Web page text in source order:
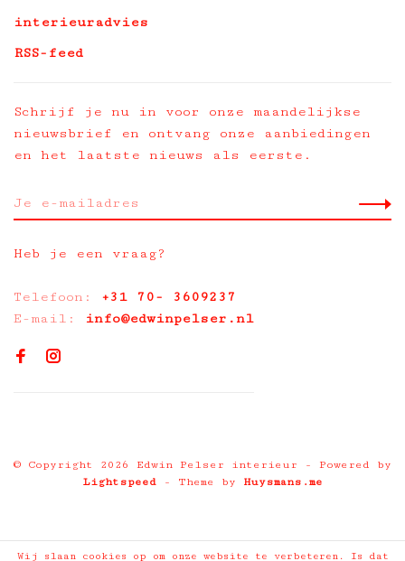
interieuradvies
RSS-feed
Schrijf je nu in voor onze maandelijkse
nieuwsbrief en ontvang onze aanbiedingen
en het laatste nieuws als eerste.
Heb je een vraag?
Telefoon: +31 70- 3609237
E-mail:
info@edwinpelser.nl
© Copyright 2026 Edwin Pelser interieur
- Powered by
Lightspeed- Theme by Huysmans.me
Wij slaan cookies op om onze website te verbeteren. Is dat